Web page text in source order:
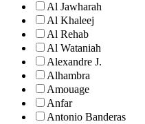
Al Jawharah
Al Khaleej
Al Rehab
Al Wataniah
Alexandre J.
Alhambra
Amouage
Anfar
Antonio Banderas